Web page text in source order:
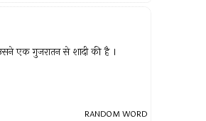
एक गुजरातन से शादी की है ।
RANDOM WORD